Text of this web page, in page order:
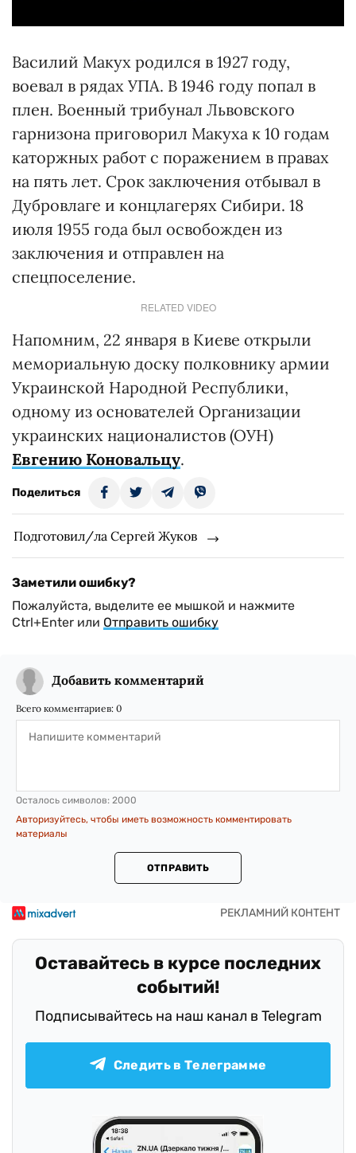
Василий Макух родился в 1927 году,
воевал в рядах УПА. В 1946 году попал в
плен. Военный трибунал Львовского
гарнизона приговорил Макуха к 10 годам
каторжных работ с поражением в правах
на пять лет. Срок заключения отбывал в
Дубровлаге и концлагерях Сибири. 18
июля 1955 года был освобожден из
заключения и отправлен на
спецпоселение.
RELATED VIDEO
Напомним, 22 января в Киеве открыли
мемориальную доску полковнику армии
Украинской Народной Республики,
одному из основателей Организации
украинских националистов (ОУН)
Евгению Коновальцу.
Поделиться
Подготовил/ла Сергей Жуков
Заметили ошибку?
Пожалуйста, выделите ее мышкой и нажмите
Ctrl+Enter или Отправить ошибку
Добавить комментарий
Всего комментариев: 0
Осталось символов: 2000
Авторизуйтесь, чтобы иметь возможность комментировать
материалы
ОТПРАВИТЬ
Оставайтесь в курсе последних
событий!
Подписывайтесь на наш канал в Telegram
Следить в Телеграмме